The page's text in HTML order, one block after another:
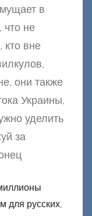
в
что не
кто вне
они также
Украины,
уделить
за
для русских,